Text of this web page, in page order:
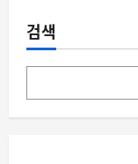
치
잃
자
의
검색